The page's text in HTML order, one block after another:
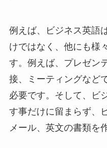
例えば、ビジネス英語
けではなく、他にも様
す。例えば、プレゼン
接、ミーティングなど
必要です。そして、ビ
す事だけに留まらず、
メール、英文の書類を